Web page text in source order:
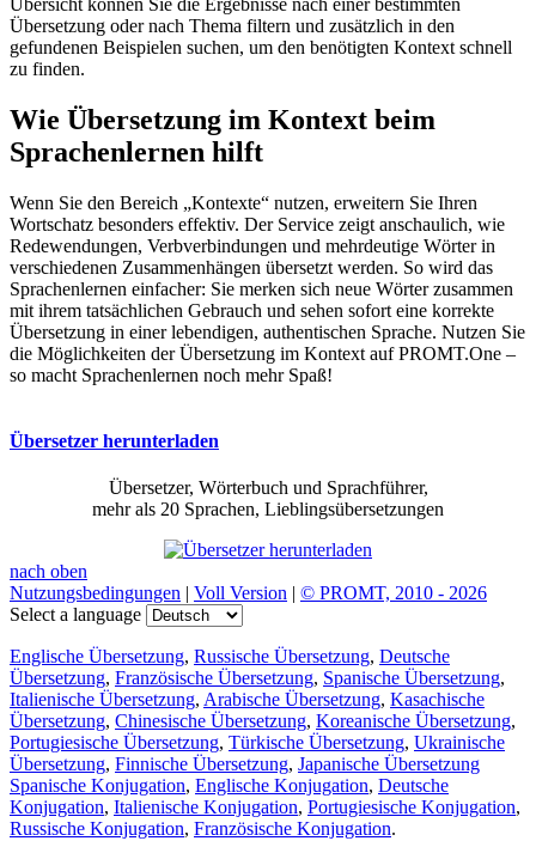
Übersicht können Sie die Ergebnisse nach einer bestimmten
Übersetzung oder nach Thema filtern und zusätzlich in den
gefundenen Beispielen suchen, um den benötigten Kontext schnell
zu finden.
Wie Übersetzung im Kontext beim
Sprachenlernen hilft
Wenn Sie den Bereich „Kontexte“ nutzen, erweitern Sie Ihren
Wortschatz besonders effektiv. Der Service zeigt anschaulich, wie
Redewendungen, Verbverbindungen und mehrdeutige Wörter in
verschiedenen Zusammenhängen übersetzt werden. So wird das
Sprachenlernen einfacher: Sie merken sich neue Wörter zusammen
mit ihrem tatsächlichen Gebrauch und sehen sofort eine korrekte
Übersetzung in einer lebendigen, authentischen Sprache. Nutzen Sie
die Möglichkeiten der Übersetzung im Kontext auf PROMT.One –
so macht Sprachenlernen noch mehr Spaß!
Übersetzer herunterladen
Übersetzer, Wörterbuch und Sprachführer,
mehr als 20 Sprachen, Lieblingsübersetzungen
nach oben
Nutzungsbedingungen | Voll Version | © PROMT, 2010 - 2026
Select a language
Englische Übersetzung, Russische Übersetzung, Deutsche
Übersetzung, Französische Übersetzung, Spanische Übersetzung,
Italienische Übersetzung, Arabische Übersetzung, Kasachische
Übersetzung, Chinesische Übersetzung, Koreanische Übersetzung,
Portugiesische Übersetzung, Türkische Übersetzung, Ukrainische
Übersetzung, Finnische Übersetzung, Japanische Übersetzung
Spanische Konjugation, Englische Konjugation, Deutsche
Konjugation, Italienische Konjugation, Portugiesische Konjugation,
Russische Konjugation, Französische Konjugation.